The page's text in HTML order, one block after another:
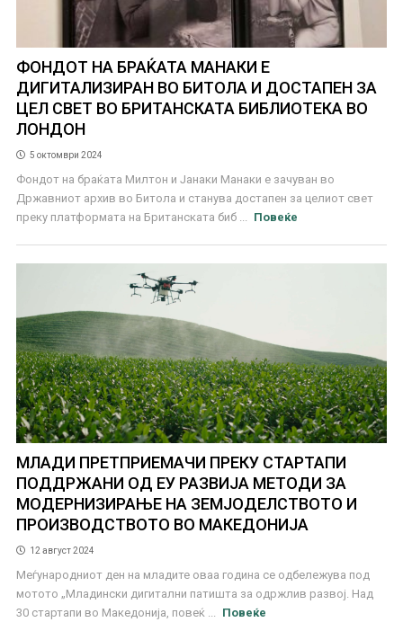
ФОНДОТ НА БРАЌАТА МАНАКИ E
ДИГИТАЛИЗИРАН ВО БИТОЛА И ДОСТАПЕН ЗА
ЦЕЛ СВЕТ ВО БРИТАНСКАТА БИБЛИОТЕКА ВО
ЛОНДОН
5 октомври 2024
Фондот на браќата Милтон и Јанаки Манаки е зачуван во
Државниот архив во Битола и станува достапен за целиот свет
преку платформата на Британската биб ...
Повеќе
МЛАДИ ПРЕТПРИЕМАЧИ ПРЕКУ СТАРТАПИ
ПОДДРЖАНИ ОД ЕУ РАЗВИЈА МЕТОДИ ЗА
МОДЕРНИЗИРАЊЕ НА ЗЕМЈОДЕЛСТВОТО И
ПРОИЗВОДСТВОТО ВО МАКЕДОНИЈА
12 август 2024
Меѓународниот ден на младите оваа година се одбележува под
мотото „Младински дигитални патишта за одржлив развој. Над
30 стартапи во Македонија, повеќ ...
Повеќе